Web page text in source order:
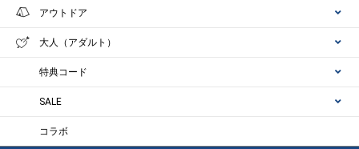
アウトドア
大人（アダルト）
特典コード
SALE
コラボ